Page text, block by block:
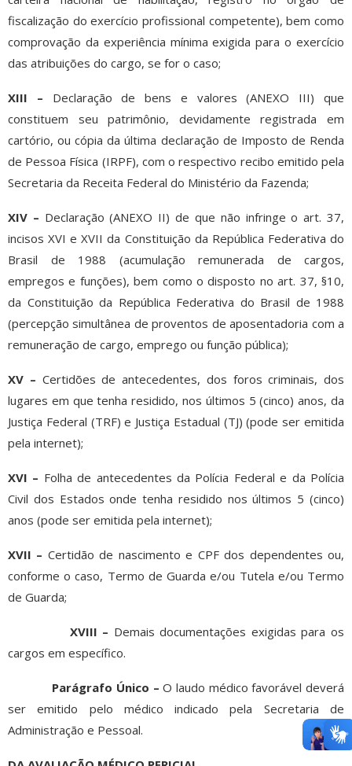
fiscalização do exercício profissional competente), bem como
comprovação da experiência mínima exigida para o exercício
das atribuições do cargo, se for o caso;
XIII – Declaração de bens e valores (ANEXO III) que
constituem seu patrimônio, devidamente registrada em
cartório, ou cópia da última declaração de Imposto de Renda
de Pessoa Física (IRPF), com o respectivo recibo emitido pela
Secretaria da Receita Federal do Ministério da Fazenda;
XIV – Declaração (ANEXO II) de que não infringe o art. 37,
incisos XVI e XVII da Constituição da República Federativa do
Brasil de 1988 (acumulação remunerada de cargos,
empregos e funções), bem como o disposto no art. 37, §10,
da Constituição da República Federativa do Brasil de 1988
(percepção simultânea de proventos de aposentadoria com a
remuneração de cargo, emprego ou função pública);
XV – Certidões de antecedentes, dos foros criminais, dos
lugares em que tenha residido, nos últimos 5 (cinco) anos, da
Justiça Federal (TRF) e Justiça Estadual (TJ) (pode ser emitida
pela internet);
XVI – Folha de antecedentes da Polícia Federal e da Polícia
Civil dos Estados onde tenha residido nos últimos 5 (cinco)
anos (pode ser emitida pela internet);
XVII – Certidão de nascimento e CPF dos dependentes ou,
conforme o caso, Termo de Guarda e/ou Tutela e/ou Termo
de Guarda;
XVIII – Demais documentações exigidas para os
cargos em específico.
Parágrafo Único –O laudo médico favorável deverá
ser emitido pelo médico indicado pela Secretaria de
Administração e Pessoal.